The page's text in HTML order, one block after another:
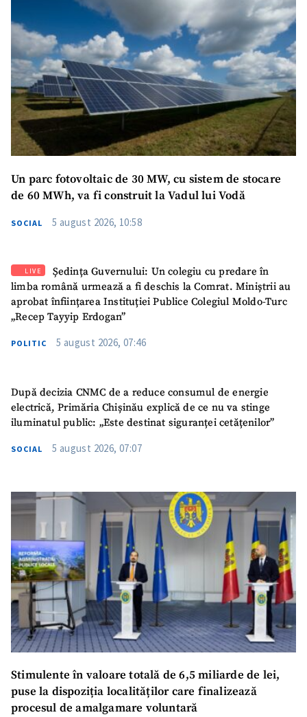
Un parc fotovoltaic de 30 MW, cu sistem de stocare
de 60 MWh, va fi construit la Vadul lui Vodă
SOCIAL 5 august 2026, 10:58
LIVE
Ședința Guvernului: Un colegiu cu predare în
limba română urmează a fi deschis la Comrat. Miniștrii au
aprobat înființarea Instituției Publice Colegiul Moldo-Turc
„Recep Tayyip Erdogan”
POLITIC 5 august 2026, 07:46
După decizia CNMC de a reduce consumul de energie
electrică, Primăria Chișinău explică de ce nu va stinge
iluminatul public: „Este destinat siguranței cetățenilor”
SOCIAL 5 august 2026, 07:07
Stimulente în valoare totală de 6,5 miliarde de lei,
puse la dispoziția localităților care finalizează
procesul de amalgamare voluntară